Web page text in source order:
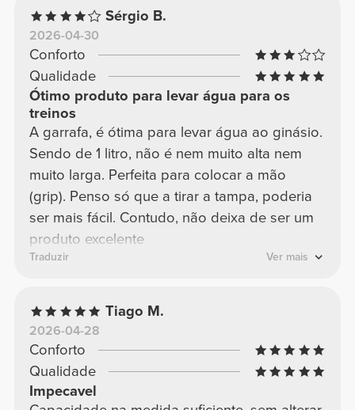
Sérgio B.
2026-04-30
Conforto
Qualidade
Ótimo produto para levar água para os
treinos
A garrafa, é ótima para levar água ao ginásio.
Sendo de 1 litro, não é nem muito alta nem
muito larga. Perfeita para colocar a mão
(grip). Penso só que a tirar a tampa, poderia
ser mais fácil. Contudo, não deixa de ser um
produto excelente
Traduzir Ver mais
Tiago M.
2026-04-28
Conforto
Qualidade
Impecavel